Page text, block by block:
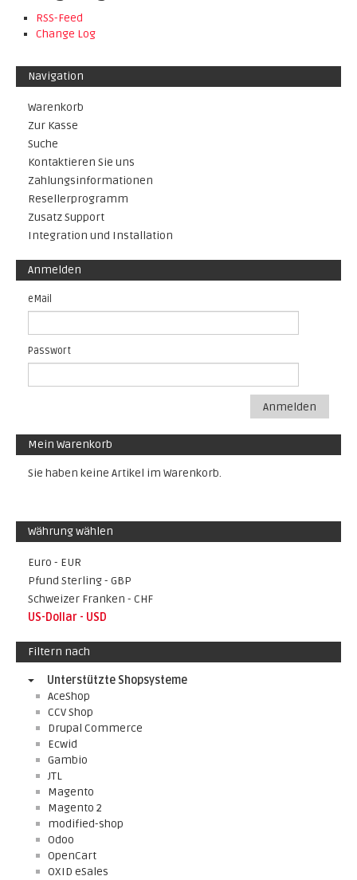
RSS-Feed
Change Log
Navigation
Warenkorb
Zur Kasse
Suche
Kontaktieren Sie uns
Zahlungsinformationen
Resellerprogramm
Zusatz Support
Integration und Installation
Anmelden
eMail
Passwort
Anmelden
Mein Warenkorb
Sie haben keine Artikel im Warenkorb.
Währung wählen
Euro - EUR
Pfund Sterling - GBP
Schweizer Franken - CHF
US-Dollar - USD
Filtern nach
Unterstützte Shopsysteme
AceShop
CCV Shop
Drupal Commerce
Ecwid
Gambio
JTL
Magento
Magento 2
modified-shop
Odoo
OpenCart
OXID eSales